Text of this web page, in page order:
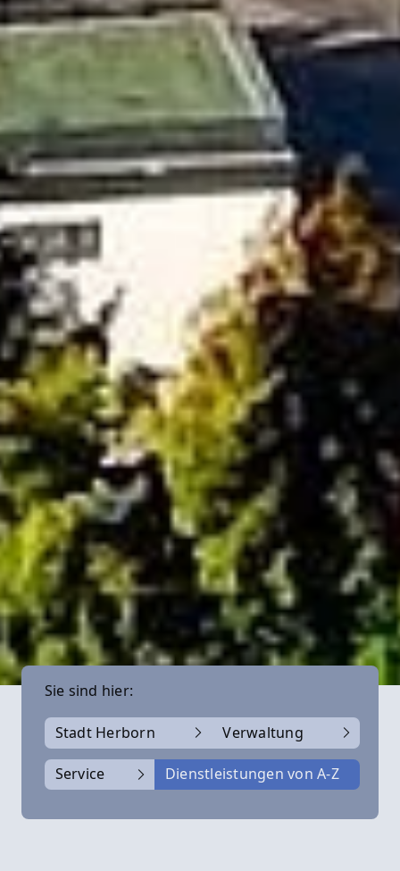
Sie sind hier:
Stadt Herborn Verwaltung
Service Dienstleistungen von A-Z